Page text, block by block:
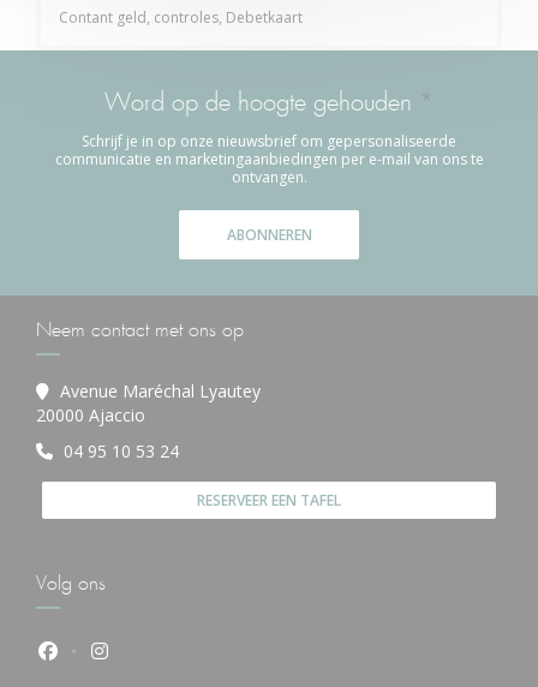
Contant geld, controles, Debetkaart
Word op de hoogte gehouden *
Schrijf je in op onze nieuwsbrief om gepersonaliseerde
communicatie en marketingaanbiedingen per e-mail van ons te
ontvangen.
ABONNEREN
Neem contact met ons op
Avenue Maréchal Lyautey
20000 Ajaccio
04 95 10 53 24
RESERVEER EEN TAFEL
Volg ons
Facebook ((opent in een nieuw venster))
Instagram ((opent in een nieuw venster))